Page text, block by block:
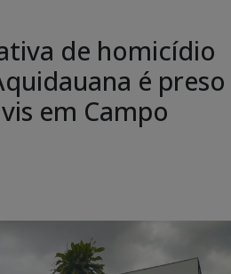
de homicídio
é preso
em Campo